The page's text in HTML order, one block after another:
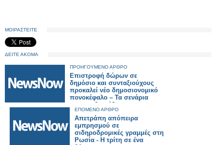
ΜΟΙΡΑΣΤΕΙΤΕ
ΔΕΙΤΕ ΑΚΟΜΑ
ΠΡΟΗΓΟΥΜΕΝΟ ΑΡΘΡΟ
Επιστροφή δώρων σε
δημόσιο και συνταξιούχους
προκαλεί νέο δημοσιονομικό
πονοκέφαλο – Τα σενάρια
που επεξεργάζεται η
κυβέρνηση
ΕΠΟΜΕΝΟ ΑΡΘΡΟ
Απετράπη απόπειρα
εμπρησμού σε
σιδηροδρομικές γραμμές στη
Ρωσία - Η τρίτη σε ένα